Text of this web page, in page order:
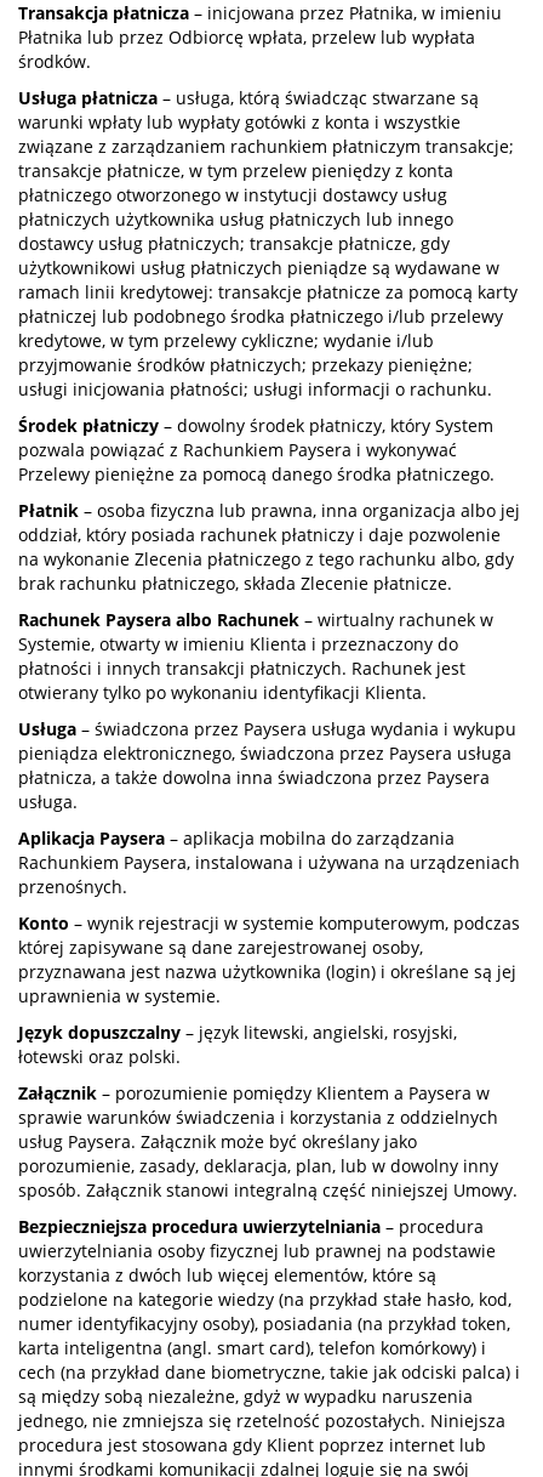
Transakcja płatnicza – inicjowana przez Płatnika, w imieniu
Płatnika lub przez Odbiorcę wpłata, przelew lub wypłata
środków.
Usługa płatnicza – usługa, którą świadcząc stwarzane są
warunki wpłaty lub wypłaty gotówki z konta i wszystkie
związane z zarządzaniem rachunkiem płatniczym transakcje;
transakcje płatnicze, w tym przelew pieniędzy z konta
płatniczego otworzonego w instytucji dostawcy usług
płatniczych użytkownika usług płatniczych lub innego
dostawcy usług płatniczych; transakcje płatnicze, gdy
użytkownikowi usług płatniczych pieniądze są wydawane w
ramach linii kredytowej: transakcje płatnicze za pomocą karty
płatniczej lub podobnego środka płatniczego i/lub przelewy
kredytowe, w tym przelewy cykliczne; wydanie i/lub
przyjmowanie środków płatniczych; przekazy pieniężne;
usługi inicjowania płatności; usługi informacji o rachunku.
Środek płatniczy – dowolny środek płatniczy, który System
pozwala powiązać z Rachunkiem Paysera i wykonywać
Przelewy pieniężne za pomocą danego środka płatniczego.
Płatnik – osoba fizyczna lub prawna, inna organizacja albo jej
oddział, który posiada rachunek płatniczy i daje pozwolenie
na wykonanie Zlecenia płatniczego z tego rachunku albo, gdy
brak rachunku płatniczego, składa Zlecenie płatnicze.
Rachunek Paysera albo Rachunek – wirtualny rachunek w
Systemie, otwarty w imieniu Klienta i przeznaczony do
płatności i innych transakcji płatniczych. Rachunek jest
otwierany tylko po wykonaniu identyfikacji Klienta.
Usługa – świadczona przez Paysera usługa wydania i wykupu
pieniądza elektronicznego, świadczona przez Paysera usługa
płatnicza, a także dowolna inna świadczona przez Paysera
usługa.
Aplikacja Paysera – aplikacja mobilna do zarządzania
Rachunkiem Paysera, instalowana i używana na urządzeniach
przenośnych.
Konto – wynik rejestracji w systemie komputerowym, podczas
której zapisywane są dane zarejestrowanej osoby,
przyznawana jest nazwa użytkownika (login) i określane są jej
uprawnienia w systemie.
Język dopuszczalny – język litewski, angielski, rosyjski,
łotewski oraz polski.
Załącznik – porozumienie pomiędzy Klientem a Paysera w
sprawie warunków świadczenia i korzystania z oddzielnych
usług Paysera. Załącznik może być określany jako
porozumienie, zasady, deklaracja, plan, lub w dowolny inny
sposób. Załącznik stanowi integralną część niniejszej Umowy.
Bezpieczniejsza procedura uwierzytelniania – procedura
uwierzytelniania osoby fizycznej lub prawnej na podstawie
korzystania z dwóch lub więcej elementów, które są
podzielone na kategorie wiedzy (na przykład stałe hasło, kod,
numer identyfikacyjny osoby), posiadania (na przykład token,
karta inteligentna (angl. smart card), telefon komórkowy) i
cech (na przykład dane biometryczne, takie jak odciski palca) i
są między sobą niezależne, gdyż w wypadku naruszenia
jednego, nie zmniejsza się rzetelność pozostałych. Niniejsza
procedura jest stosowana gdy Klient poprzez internet lub
innymi środkami komunikacji zdalnej loguje się na swój